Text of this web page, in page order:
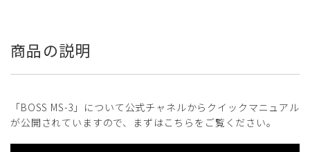
商品の説明
「BOSS MS-3」について公式チャネルからクイックマニュアル
が公開されていますので、まずはこちらをご覧ください。